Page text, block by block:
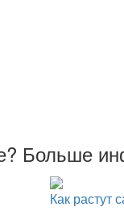
Больше
Как растут